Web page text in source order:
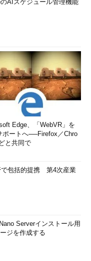
AIスケジュール管理機能
Edge、「WebVR」を
ポートへ──Firefox／Chro
と共同で
で包括的提携 第4次産業
Serverインストール用
ジを作成する